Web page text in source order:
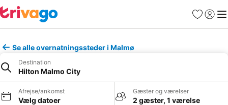
Favoritter
Log ind
Se alle overnatningssteder i Malmø
Destination
Hilton Malmo City
Afrejse/ankomst
Vælg datoer
Gæster og værelser
2 gæster, 1 værelse